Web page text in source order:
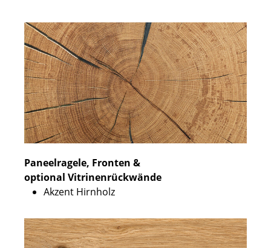
Paneelragele, Fronten &
optional Vitrinenrückwände
Akzent Hirnholz